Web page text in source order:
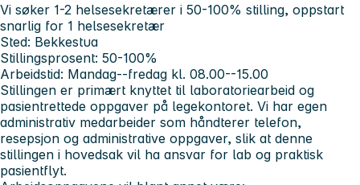
Vi søker 1-2 helsesekretærer i 50-100% stilling, oppstart
snarlig for 1 helsesekretær
Sted: Bekkestua
Stillingsprosent: 50-100%
Arbeidstid: Mandag--fredag kl. 08.00--15.00
Stillingen er primært knyttet til laboratoriearbeid og
pasientrettede oppgaver på legekontoret. Vi har egen
administrativ medarbeider som håndterer telefon,
resepsjon og administrative oppgaver, slik at denne
stillingen i hovedsak vil ha ansvar for lab og praktisk
pasientflyt.